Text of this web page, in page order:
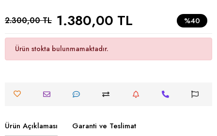
2.300,00 TL 1.380,00 TL %40
Ürün stokta bulunmamaktadır.
Ürün Açıklaması
Garanti ve Teslimat